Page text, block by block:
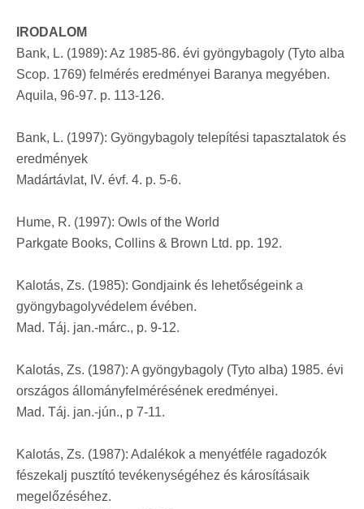
IRODALOM
Bank, L. (1989): Az 1985-86. évi gyöngybagoly (Tyto alba
Scop. 1769) felmérés eredményei Baranya megyében.
Aquila, 96-97. p. 113-126.
Bank, L. (1997): Gyöngybagoly telepítési tapasztalatok és
eredmények
Madártávlat, IV. évf. 4. p. 5-6.
Hume, R. (1997): Owls of the World
Parkgate Books, Collins & Brown Ltd. pp. 192.
Kalotás, Zs. (1985): Gondjaink és lehetőségeink a
gyöngybagolyvédelem évében.
Mad. Táj. jan.-márc., p. 9-12.
Kalotás, Zs. (1987): A gyöngybagoly (Tyto alba) 1985. évi
országos állományfelmérésének eredményei.
Mad. Táj. jan.-jún., p 7-11.
Kalotás, Zs. (1987): Adalékok a menyétféle ragadozók
fészekalj pusztító tevékenységéhez és károsításaik
megelőzéséhez.